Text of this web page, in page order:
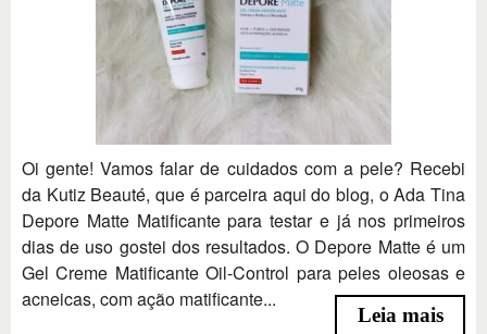
Oi gente! Vamos falar de cuidados com a pele? Recebi
da Kutiz Beauté, que é parceira aqui do blog, o Ada Tina
Depore Matte Matificante para testar e já nos primeiros
dias de uso gostei dos resultados. O Depore Matte é um
Gel Creme Matificante Oil-Control para peles oleosas e
acneicas, com ação matificante...
Leia mais